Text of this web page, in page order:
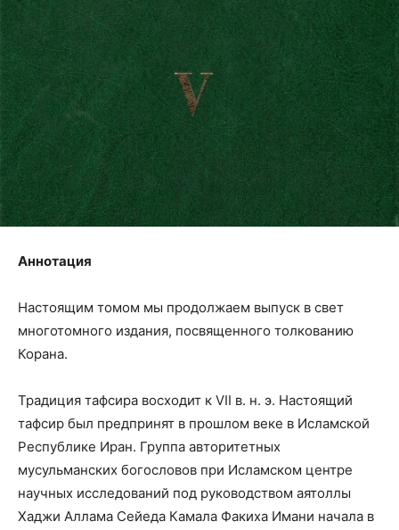
Аннотация
Настоящим томом мы продолжаем выпуск в свет
многотомного издания, посвященного толкованию
Корана.
Традиция тафсира восходит к VII в. н. э. Настоящий
тафсир был предпринят в прошлом веке в Исламской
Республике Иран. Группа авторитетных
мусульманских богословов при Исламском центре
научных исследований под руководством аятоллы
Хаджи Аллама Сейеда Камала Факиха Имани начала в